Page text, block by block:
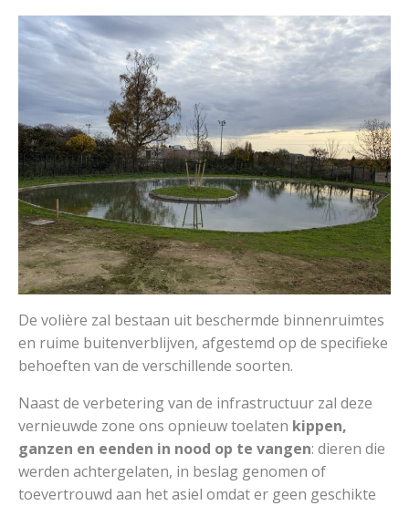
De volière zal bestaan uit beschermde binnenruimtes
en ruime buitenverblijven, afgestemd op de specifieke
behoeften van de verschillende soorten.
Naast de verbetering van de infrastructuur zal deze
vernieuwde zone ons opnieuw toelaten kippen,
ganzen en eenden in nood op te vangen: dieren die
werden achtergelaten, in beslag genomen of
toevertrouwd aan het asiel omdat er geen geschikte